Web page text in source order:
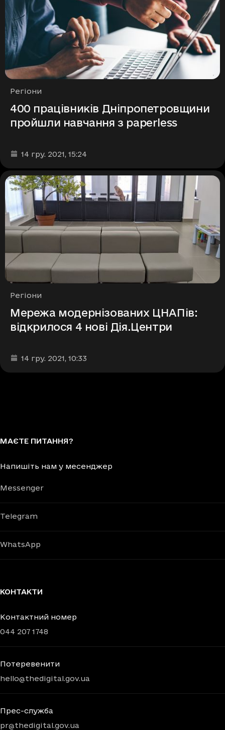
Рубрики
Регіони
400 працівників Дніпропетровщини
пройшли навчання з paperless
Дата та час публікації
14 гру. 2021, 15:24
Рубрики
Регіони
Мережа модернізованих ЦНАПів:
відкрилося 4 нові Дія.Центри
Дата та час публікації
14 гру. 2021, 10:33
МАЄТЕ ПИТАННЯ?
Напишіть нам у месенджер
Messenger
Telegram
WhatsApp
КОНТАКТИ
Контактний номер
044 207 1748
Потеревенити
hello@thedigital.gov.ua
Прес-служба
pr@thedigital.gov.ua